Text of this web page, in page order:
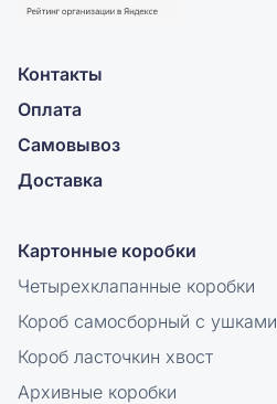
Контакты
Оплата
Самовывоз
Доставка
Картонные коробки
Четырехклапанные коробки
Короб самосборный с ушками
Короб ласточкин хвост
Архивные коробки